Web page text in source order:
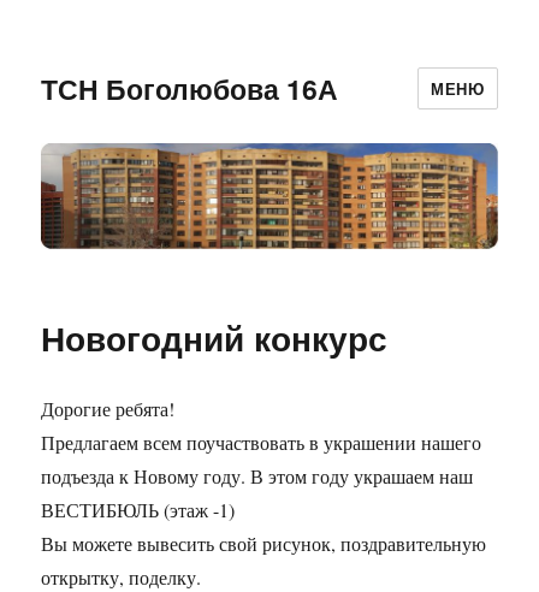
ТСН Боголюбова 16А МЕНЮ
Новогодний конкурс
Дорогие ребята!
Предлагаем всем поучаствовать в украшении нашего
подъезда к Новому году. В этом году украшаем наш
ВЕСТИБЮЛЬ (этаж -1)
Вы можете вывесить свой рисунок, поздравительную
открытку, поделку.